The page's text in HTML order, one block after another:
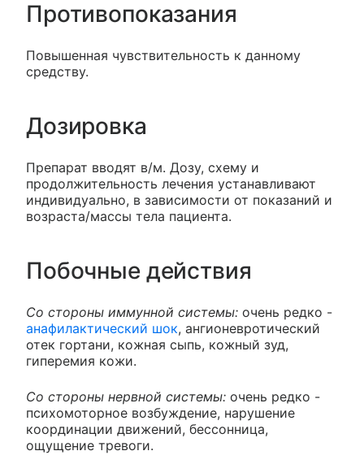
Противопоказания
Повышенная чувствительность к данному
средству.
Дозировка
Препарат вводят в/м. Дозу, схему и
продолжительность лечения устанавливают
индивидуально, в зависимости от показаний и
возраста/массы тела пациента.
Побочные действия
Со стороны иммунной системы: очень редко -
анафилактический шок, ангионевротический
отек гортани, кожная сыпь, кожный зуд,
гиперемия кожи.
Со стороны нервной системы: очень редко -
психомоторное возбуждение, нарушение
координации движений, бессонница,
ощущение тревоги.